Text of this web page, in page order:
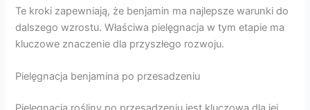
Te kroki zapewniają, że benjamin ma najlepsze warunki do
dalszego wzrostu. Właściwa pielęgnacja w tym etapie ma
kluczowe znaczenie dla przyszłego rozwoju.
Pielęgnacja benjamina po przesadzeniu